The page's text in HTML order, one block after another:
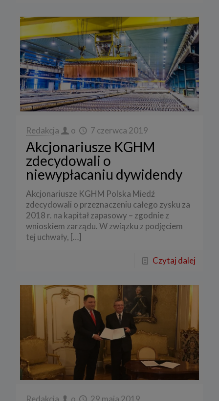
Redakcja o 7 czerwca 2019
Akcjonariusze KGHM
zdecydowali o
niewypłacaniu dywidendy
Akcjonariusze KGHM Polska Miedź
zdecydowali o przeznaczeniu całego zysku za
2018 r. na kapitał zapasowy – zgodnie z
wnioskiem zarządu. W związku z podjęciem
tej uchwały, […]
Czytaj dalej